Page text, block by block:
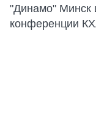
"Динамо" Минск
конференции